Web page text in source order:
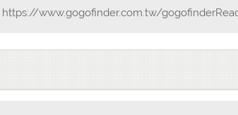
https://www.gogofinder.com.tw/